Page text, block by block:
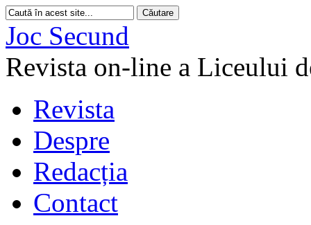
Joc Secund
Revista on-line a Liceului
Revista
Despre
Redacția
Contact